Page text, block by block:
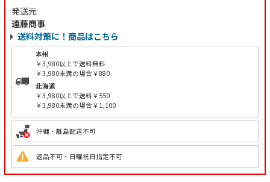
発送元
遠藤商事
送料対策に！商品はこちら
本州
￥3,980以上で送料無料
￥3,980未満の場合￥880
北海道
￥3,980以上で送料￥550
￥3,980未満の場合￥1,100
沖縄・離島配送不可
返品不可・日曜祝日指定不可